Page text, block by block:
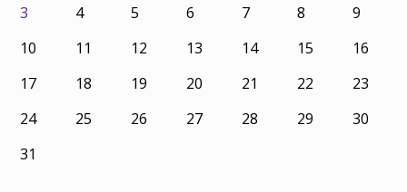
3
4 5 6 7 8
9
10
11 12 13 14 15
16
17
18 19 20 21 22
23
24
25 26 27 28 29
30
31